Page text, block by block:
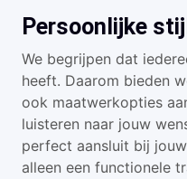
Persoonlijke
We begrijpen dat
heeft. Daarom bieden
ook maatwerkopties
luisteren naar jouw
perfect aansluit bij
alleen een functionele